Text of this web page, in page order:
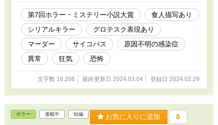
切関係がありません。
第7回ホラー・ミステリー小説大賞
食人描写あり
シリアルキラー
グロテスク表現あり
マーダー
サイコパス
原因不明の感染症
異常
狂気 恐怖
文字数 16,206 最終更新日 2024.03.04 登録日 2024.02.29
ホラー 連載中 短編 お気に入りに追加 0